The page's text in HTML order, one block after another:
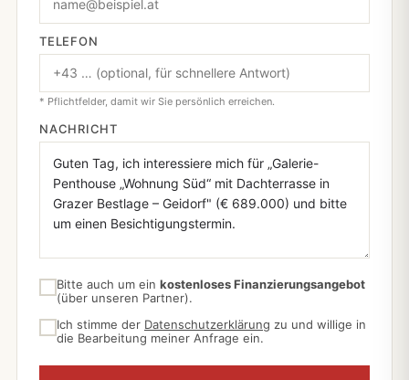
TELEFON
* Pflichtfelder, damit wir Sie persönlich erreichen.
NACHRICHT
Bitte auch um ein kostenloses Finanzierungsangebot
(über unseren Partner).
Ich stimme der Datenschutzerklärung zu und willige in
die Bearbeitung meiner Anfrage ein.